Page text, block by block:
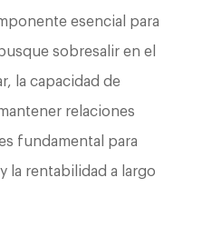
esencial para
sobresalir en el
la capacidad de
relaciones
fundamental para
la rentabilidad a largo